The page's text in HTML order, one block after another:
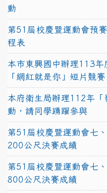
動
第51屆校慶暨運動會預
程表
本市東興國中辦理113年
「網紅就是你」短片競
本府衛生局辦理112年「
動，請同學踴躍參與
第51屆校慶暨運動會七
200公尺決賽成績
第51屆校慶暨運動會七
800公尺決賽成績